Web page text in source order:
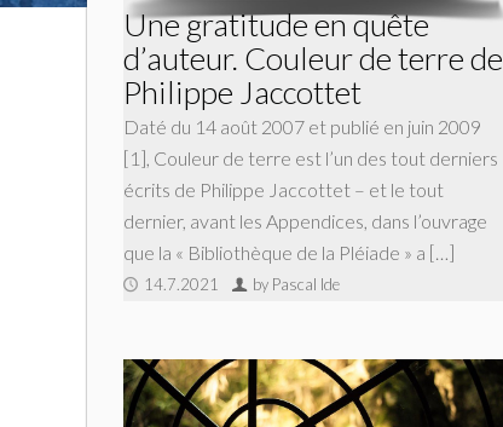
Une gratitude en quête
d’auteur. Couleur de terre de
Philippe Jaccottet
Daté du 14 août 2007 et publié en juin 2009
[1], Couleur de terre est l’un des tout derniers
écrits de Philippe Jaccottet – et le tout
dernier, avant les Appendices, dans l’ouvrage
que la « Bibliothèque de la Pléiade » a […]
14.7.2021 by Pascal Ide